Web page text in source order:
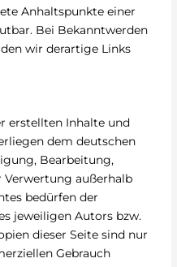
Anhaltspunkte einer
Bei Bekanntwerden
wir derartige Links
erstellten Inhalte und
dem deutschen
Bearbeitung,
außerhalb
bedürfen der
jeweiligen Autors bzw.
dieser Seite sind nur
Gebrauch